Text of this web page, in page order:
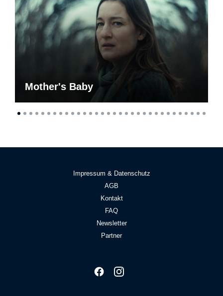
Mother's Baby
Impressum & Datenschutz
AGB
Kontakt
FAQ
Newsletter
Partner